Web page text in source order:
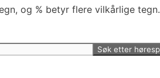
og % betyr flere vilkårlige tegn.